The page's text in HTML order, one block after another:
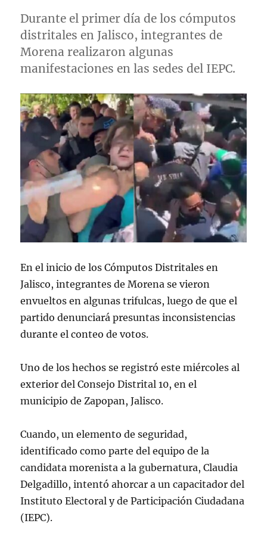
Durante el primer día de los cómputos
distritales en Jalisco, integrantes de
Morena realizaron algunas
manifestaciones en las sedes del IEPC.
En el inicio de los Cómputos Distritales en
Jalisco, integrantes de Morena se vieron
envueltos en algunas trifulcas, luego de que el
partido denunciará presuntas inconsistencias
durante el conteo de votos.
Uno de los hechos se registró este miércoles al
exterior del Consejo Distrital 10, en el
municipio de Zapopan, Jalisco.
Cuando, un elemento de seguridad,
identificado como parte del equipo de la
candidata morenista a la gubernatura, Claudia
Delgadillo, intentó ahorcar a un capacitador del
Instituto Electoral y de Participación Ciudadana
(IEPC).